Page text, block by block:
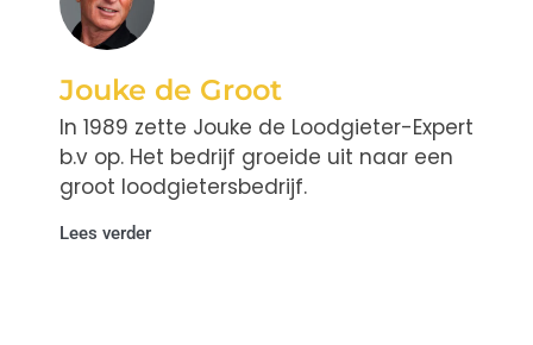
Jouke de Groot
In 1989 zette Jouke de Loodgieter-Expert
b.v op. Het bedrijf groeide uit naar een
groot loodgietersbedrijf.
Lees verder